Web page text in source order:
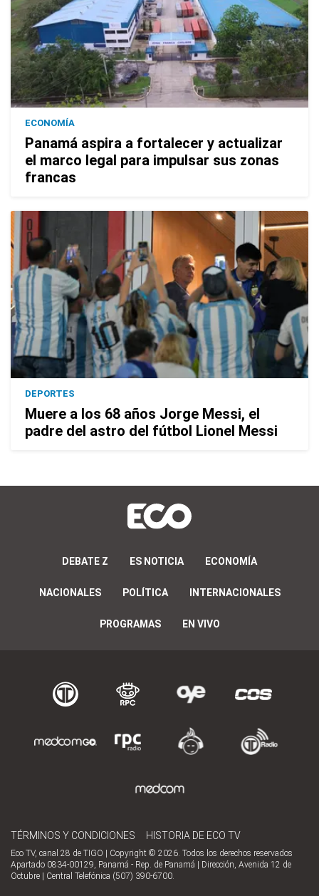
ECONOMÍA
Panamá aspira a fortalecer y actualizar
el marco legal para impulsar sus zonas
francas
DEPORTES
Muere a los 68 años Jorge Messi, el
padre del astro del fútbol Lionel Messi
DEBATE Z ES NOTICIA ECONOMÍA
NACIONALES POLÍTICA INTERNACIONALES
PROGRAMAS EN VIVO
TÉRMINOS Y CONDICIONES HISTORIA DE ECO TV
Eco TV, canal 28 de TIGO | Copyright © 2026. Todos los derechos reservados
Apartado 0834-00129, Panamá - Rep. de Panamá | Dirección, Avenida 12 de
Octubre | Central Telefónica (507) 390-6700.